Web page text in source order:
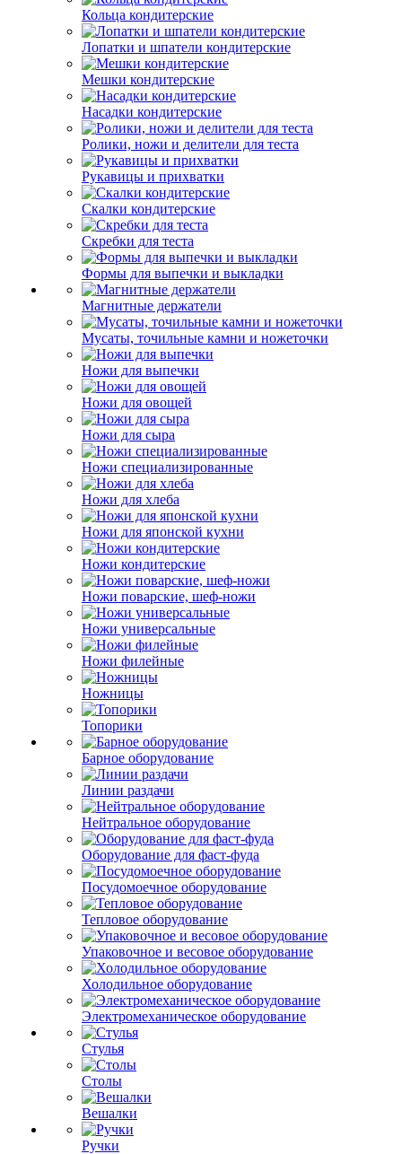
Кольца кондитерские
Лопатки и шпатели кондитерские
Мешки кондитерские
Насадки кондитерские
Ролики, ножи и делители для теста
Рукавицы и прихватки
Скалки кондитерские
Скребки для теста
Формы для выпечки и выкладки
Магнитные держатели
Мусаты, точильные камни и ножеточки
Ножи для выпечки
Ножи для овощей
Ножи для сыра
Ножи специализированные
Ножи для хлеба
Ножи для японской кухни
Ножи кондитерские
Ножи поварские, шеф-ножи
Ножи универсальные
Ножи филейные
Ножницы
Топорики
Барное оборудование
Линии раздачи
Нейтральное оборудование
Оборудование для фаст-фуда
Посудомоечное оборудование
Тепловое оборудование
Упаковочное и весовое оборудование
Холодильное оборудование
Электромеханическое оборудование
Стулья
Столы
Вешалки
Ручки